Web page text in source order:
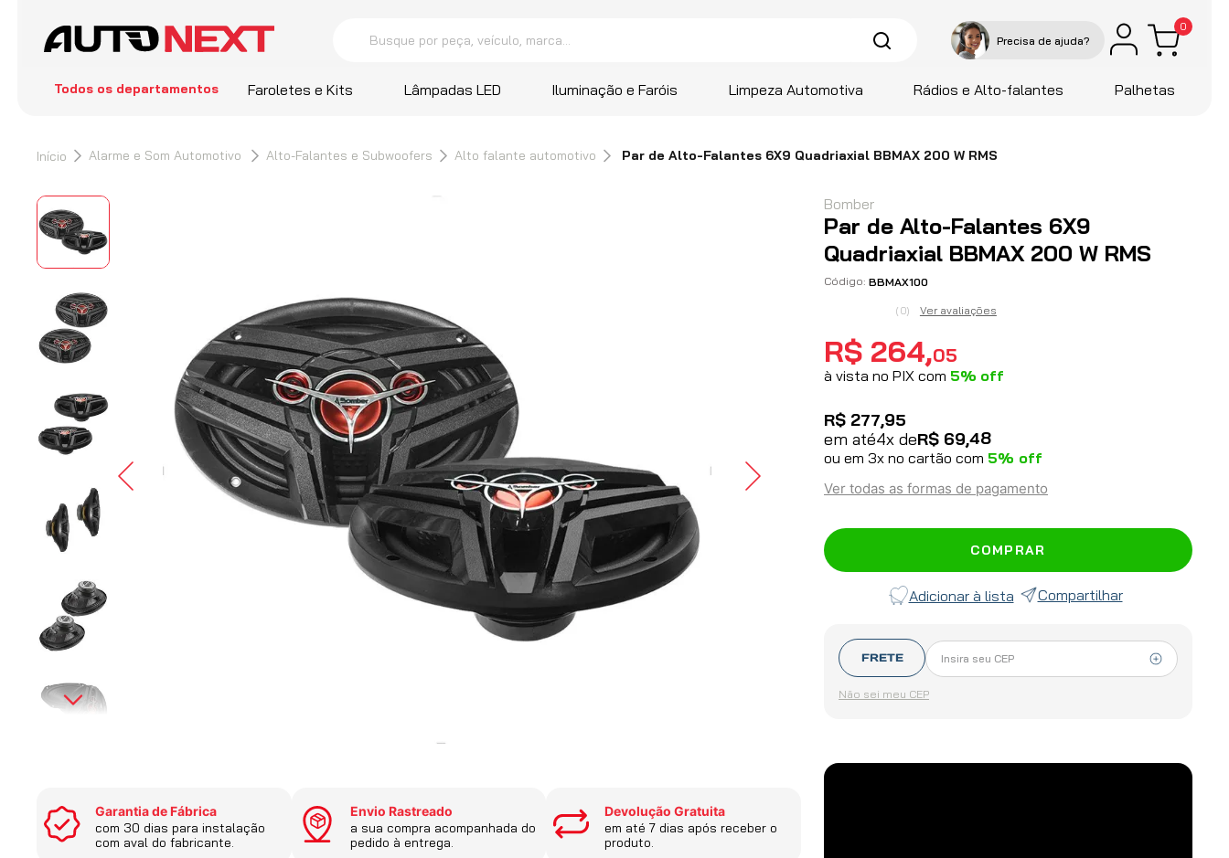
1
Farol
3 º
Santana
0
Todos os departamentos Faroletes e Kits Lâmpadas LED Iluminação e Faróis Limpeza Automotiva Rádios e Alto-falantes Palhetas
Alarme e Som Automotivo Alto-Falantes e Subwoofers Alto falante automotivo Par de Alto-Falantes 6X9 Quadriaxial BBMAX 200 W RMS
Garantia de Fábrica
com 30 dias para instalação
com aval do fabricante.
Envio Rastreado
a sua compra acompanhada do
pedido à entrega.
Devolução Gratuita
em até 7 dias após receber o
produto.
Bomber
Par de Alto-Falantes 6X9
Quadriaxial BBMAX 200 W RMS
BBMAX100
( 0) Ver avaliações
R$ 264,05
à vista no PIX com 5% off
R$ 277,95
em até4x deR$ 69,48
ou em 3x no cartão com 5% off
Ver todas as formas de pagamento
COMPRAR
Compartilhar
FRETE
Não sei meu CEP